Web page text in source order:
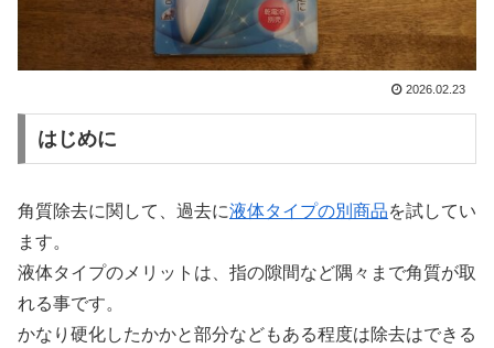
2026.02.23
はじめに
角質除去に関して、過去に液体タイプの別商品を試してい
ます。
液体タイプのメリットは、指の隙間など隅々まで角質が取
れる事です。
かなり硬化したかかと部分などもある程度は除去はできる